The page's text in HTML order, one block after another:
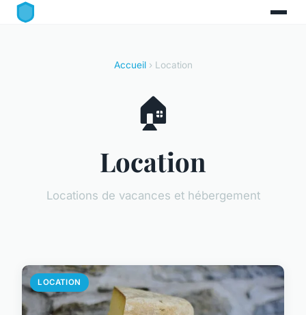
Accueil› Location
🏠
Location
Locations de vacances et hébergement
LOCATION